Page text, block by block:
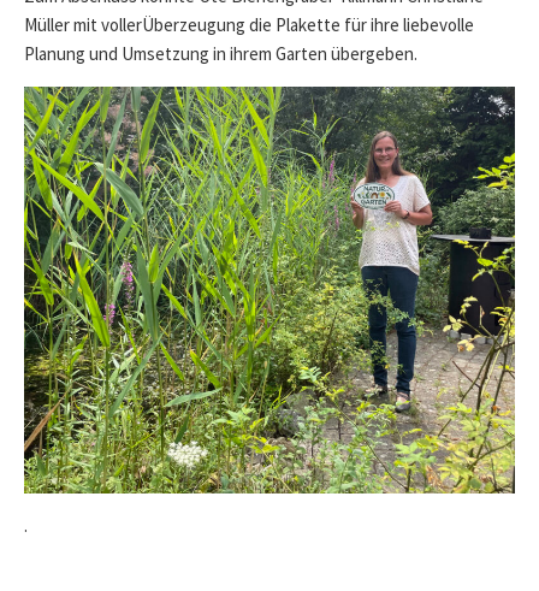
Müller mit vollerÜberzeugung die Plakette für ihre liebevolle
Planung und Umsetzung in ihrem Garten übergeben.
.